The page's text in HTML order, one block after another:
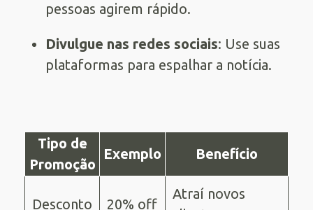
pessoas agirem rápido.
Divulgue nas redes sociais: Use suas
plataformas para espalhar a notícia.
Tipo de
Promoção
Exemplo Benefício
Desconto 20% off
Atraí novos